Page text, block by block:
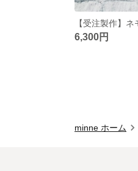
6,300円
minne ホーム